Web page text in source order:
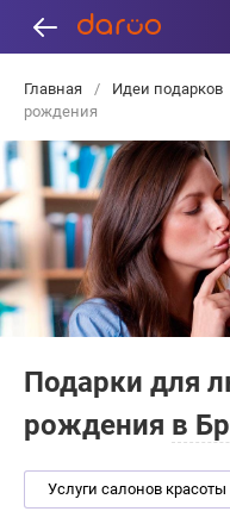
Главная / Идеи подарков
рождения
Подарки для
рождения в
Услуги салонов красоты